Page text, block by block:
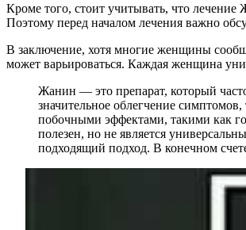
Кроме того, стоит учитывать, что
Поэтому перед началом лечения важно
В заключение, хотя многие женщины
может варьироваться. Каждая женщина
Жанин — это препарат, который
значительное облегчение
побочными эффектами, такими как
полезен, но не является
подходящий подход. В конечном